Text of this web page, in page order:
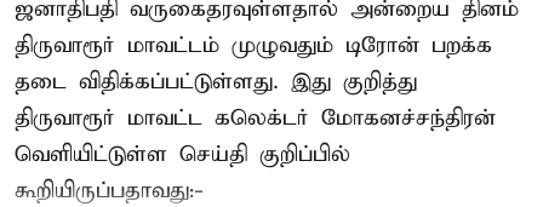
ஜனாதிபதி வருகைதரவுள்ளதால் அன்றைய தினம்
திருவாரூர் மாவட்டம் முழுவதும் டிரோன் பறக்க
தடை விதிக்கப்பட்டுள்ளது. இது குறித்து
திருவாரூர் மாவட்ட கலெக்டர் மோகனச்சந்திரன்
வெளியிட்டுள்ள செய்தி குறிப்பில்
கூறியிருப்பதாவது:-